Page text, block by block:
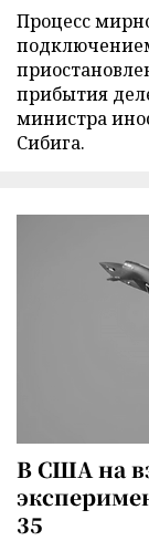
Процесс
прибытия
министра
Сибига.
В США на
35